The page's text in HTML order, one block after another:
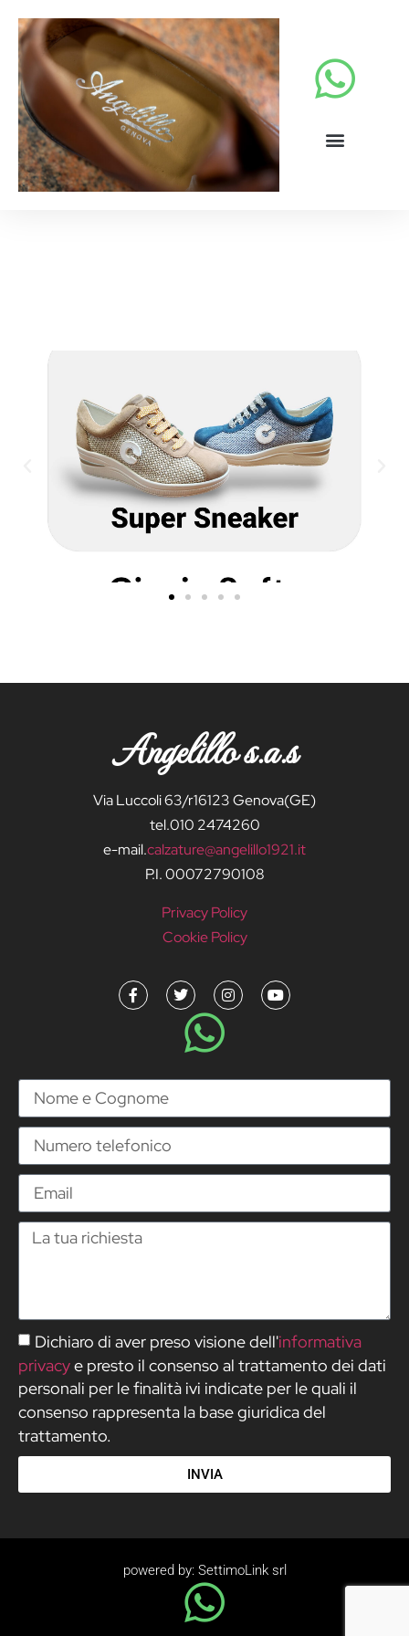
Angelillo s.a.s
Via Luccoli 63/r16123 Genova(GE)
tel.010 2474260
e-mail.calzature@angelillo1921.it
P.I. 00072790108
Privacy Policy
Cookie Policy
Dichiaro di aver preso visione dell'informativa
privacye presto il consenso al trattamento dei dati
personali per le finalità ivi indicate per le quali il
consenso rappresenta la base giuridica del
trattamento.
INVIA
powered by: SettimoLink srl